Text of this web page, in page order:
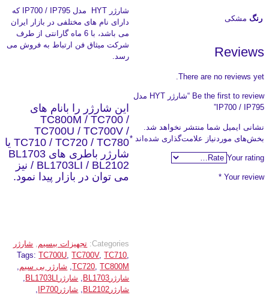
شارژر HYT مدل IP700 / IP795 که
دارای نام های مختلفی در بازار ایران
می باشد، با 6 ماه گارانتی از طرف
شرکت میثاق فن ارتباط به فروش می
رسد.
این شارژر را بانام های
TC800M / TC700 /
TC700U / TC700V /
TC710 / TC720 / TC780 یا
شارژر باطری های BL1703
/ BL1703LI / BL2102 نیز
می توان در بازار پیدا نمود.
Categories: تجهیزات بیسیم
شارژر
Tags:TC700U ,TC700V,TC710
TC720 ,TC800M
, شارژر بی سیم
شارژرBL1703
شارژرBL1703LI
شارژرBL2102
شارژرIP700
رنگ مشکی
Reviews
There are no reviews yet.
Be the first to review “شارژر HYT مدل
IP700 / IP795”
نشانی ایمیل شما منتشر نخواهد شد.
بخش‌های موردنیاز علامت‌گذاری شده‌اند *
Your rating
Your review
*